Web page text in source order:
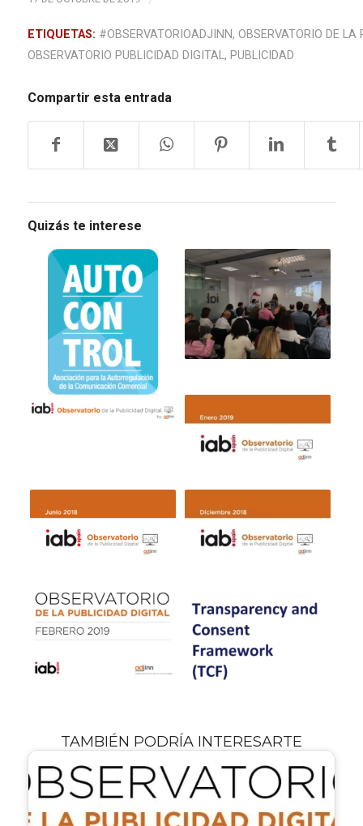
ETIQUETAS: #OBSERVATORIOADJINN, OBSERVATORIO DE LA
OBSERVATORIO PUBLICIDAD DIGITAL, PUBLICIDAD
Compartir esta entrada
Quizás te interese
TAMBIÉN PODRÍA INTERESARTE